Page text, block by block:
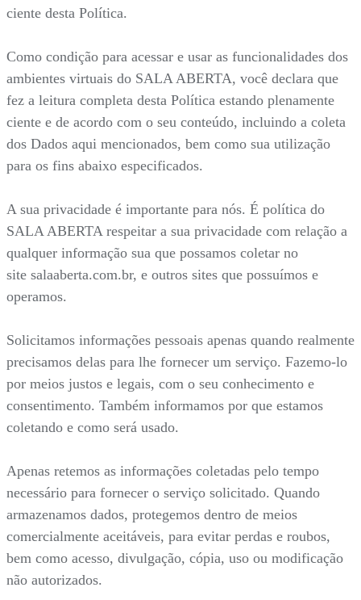
ciente desta Política.
Como condição para acessar e usar as funcionalidades dos
ambientes virtuais do SALA ABERTA, você declara que
fez a leitura completa desta Política estando plenamente
ciente e de acordo com o seu conteúdo, incluindo a coleta
dos Dados aqui mencionados, bem como sua utilização
para os fins abaixo especificados.
A sua privacidade é importante para nós. É política do
SALA ABERTA respeitar a sua privacidade com relação a
qualquer informação sua que possamos coletar no
site salaaberta.com.br, e outros sites que possuímos e
operamos.
Solicitamos informações pessoais apenas quando realmente
precisamos delas para lhe fornecer um serviço. Fazemo-lo
por meios justos e legais, com o seu conhecimento e
consentimento. Também informamos por que estamos
coletando e como será usado.
Apenas retemos as informações coletadas pelo tempo
necessário para fornecer o serviço solicitado. Quando
armazenamos dados, protegemos dentro de meios
comercialmente aceitáveis, para evitar perdas e roubos,
bem como acesso, divulgação, cópia, uso ou modificação
não autorizados.